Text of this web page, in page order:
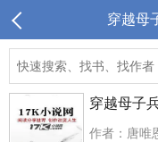
穿越母
穿越母子
作者：唐唯